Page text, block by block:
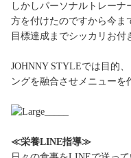
しかしパーソナルトレー
方を付けたのですから今ま
目標達成までシッカリお付
JOHNNY STYLEでは目的
ングを融合させメニューを
≪栄養LINE指導≫